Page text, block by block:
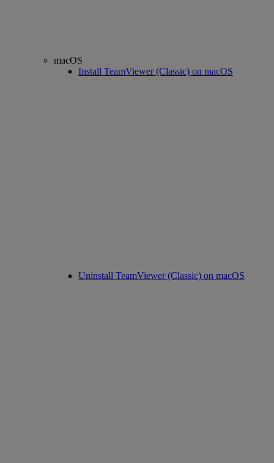
macOS
Install TeamViewer (Classic) on macOS
Uninstall TeamViewer (Classic) on macOS